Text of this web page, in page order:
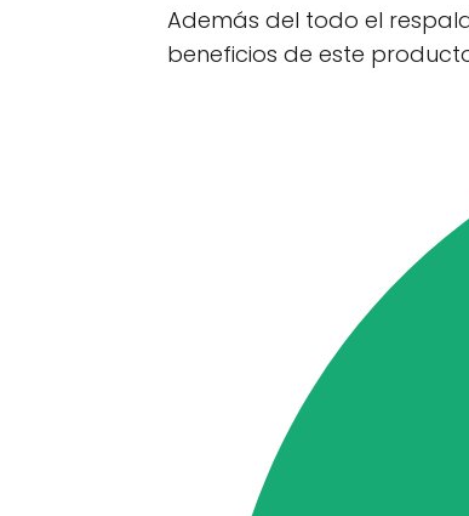
Además del todo el
beneficios de este